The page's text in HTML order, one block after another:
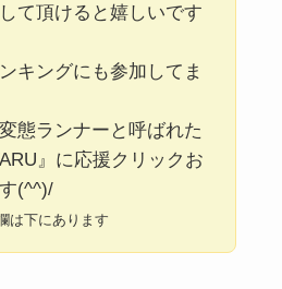
て頂けると嬉しいです
キングにも参加してま
態ランナーと呼ばれた
』に応援クリックお
(^^)/
は下にあります